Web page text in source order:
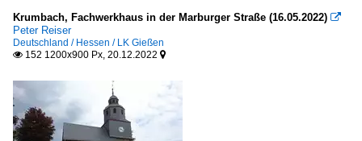
Plätze
Deutschland
Krumbach, Fachwerkhaus in der Marburger Straße (16.05.2022) 
Peter Reiser
Deutschland / Hessen / LK Gießen
 152 1200x900 Px, 20.12.2022 